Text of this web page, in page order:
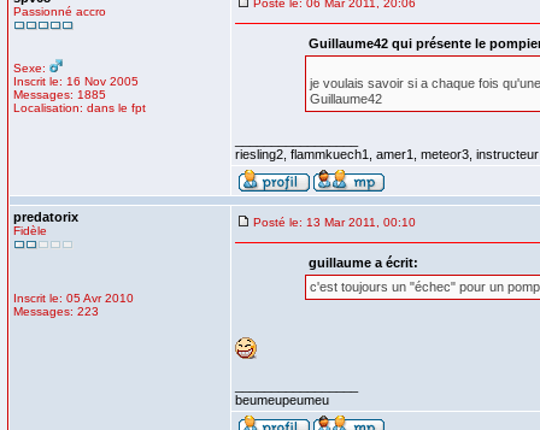
Passionné accro
Sexe:
Inscrit le: 16 Nov 2005
Messages: 1885
Localisation: dans le fpt
Posté le: 06 Mar 2011, 20:06
Guillaume42 qui présente le
je voulais savoir si a chaque fois
Guillaume42
riesling2, flammkuech1, amer1, meteor3,
predatorix
Fidèle
Inscrit le: 05 Avr 2010
Messages: 223
Posté le: 13 Mar 2011, 00:10
guillaume a écrit:
c'est toujours un "échec" pour un
beumeupeumeu